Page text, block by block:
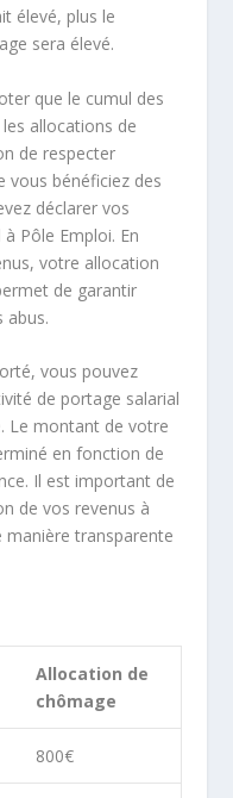
élevé, plus le
sera élevé.
que le cumul des
allocations de
de respecter
vous bénéficiez des
déclarer vos
Pôle Emploi. En
votre allocation
de garantir
abus.
, vous pouvez
de portage salarial
Le montant de votre
en fonction de
Il est important de
de vos revenus à
manière transparente
Allocation de
chômage
800€